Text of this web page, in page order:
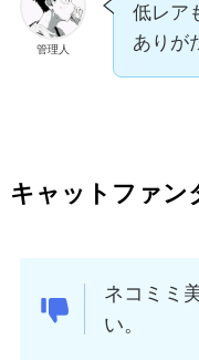
管理人
低レア
ありが
キャットファン
ネコミミ
い。